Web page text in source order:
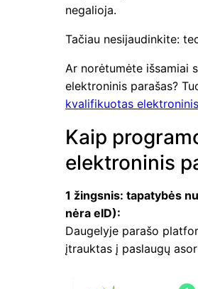
negalioja.
Tačiau nesijaudinkite:
Ar norėtumėte išsamiai
elektroninis parašas?
kvalifikuotas
Kaip
elektroninis
1 žingsnis: tapatybės
nėra eID):
Daugelyje parašo
įtrauktas į paslaugų